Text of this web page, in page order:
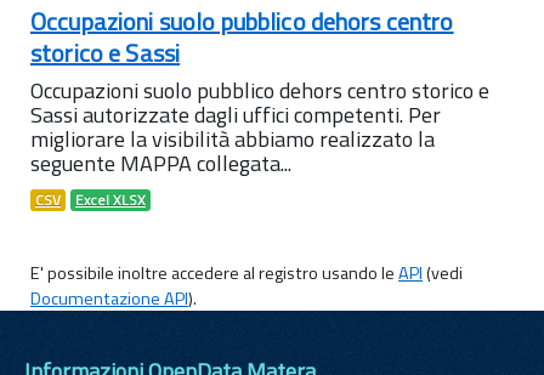
Occupazioni suolo pubblico dehors centro
storico e Sassi
Occupazioni suolo pubblico dehors centro storico e
Sassi autorizzate dagli uffici competenti. Per
migliorare la visibilità abbiamo realizzato la
seguente MAPPA collegata...
CSV Excel XLSX
E' possibile inoltre accedere al registro usando leAPI(vedi
Documentazione API).